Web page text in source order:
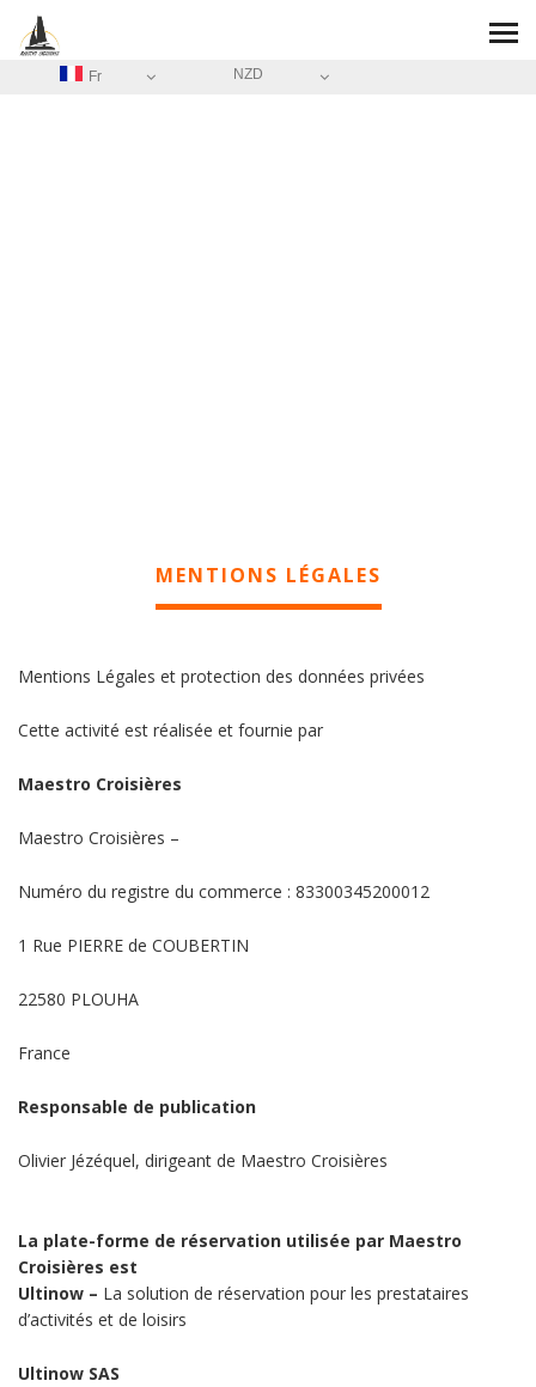
Fr NZD
MENTIONS LÉGALES
Mentions Légales et protection des données privées
Cette activité est réalisée et fournie par
Maestro Croisières
Maestro Croisières –
Numéro du registre du commerce : 83300345200012
1 Rue PIERRE de COUBERTIN
22580 PLOUHA
France
Responsable de publication
Olivier Jézéquel, dirigeant de Maestro Croisières
La plate-forme de réservation utilisée par Maestro
Croisières est
Ultinow – La solution de réservation pour les prestataires
d’activités et de loisirs
Ultinow SAS